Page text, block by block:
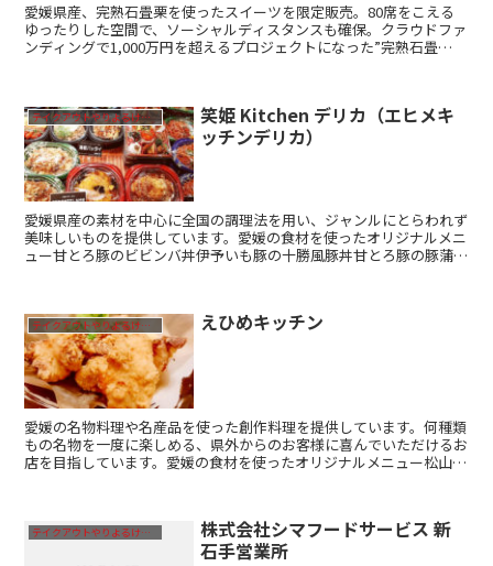
愛媛県産、完熟石畳栗を使ったスイーツを限定販売。80席をこえる
ゆったりした空間で、ソーシャルディスタンスも確保。クラウドファ
ンディングで1,000万円を超えるプロジェクトになった”完熟石畳
テイクアウトやりよるけん！
笑姫 Kitchen デリカ（エヒメキ
ッチンデリカ）
愛媛県産の素材を中心に全国の調理法を用い、ジャンルにとらわれず
美味しいものを提供しています。愛媛の食材を使ったオリジナルメニ
ュー甘とろ豚のビビンバ丼伊予いも豚の十勝風豚丼甘とろ豚の豚蒲串
テイクアウトやりよるけん！ えひめキッチン
愛媛の名物料理や名産品を使った創作料理を提供しています。何種類
もの名物を一度に楽しめる、県外からのお客様に喜んでいただけるお
店を目指しています。愛媛の食材を使ったオリジナルメニュー松山と
テイクアウトやりよるけん！
株式会社シマフードサービス 新
石手営業所